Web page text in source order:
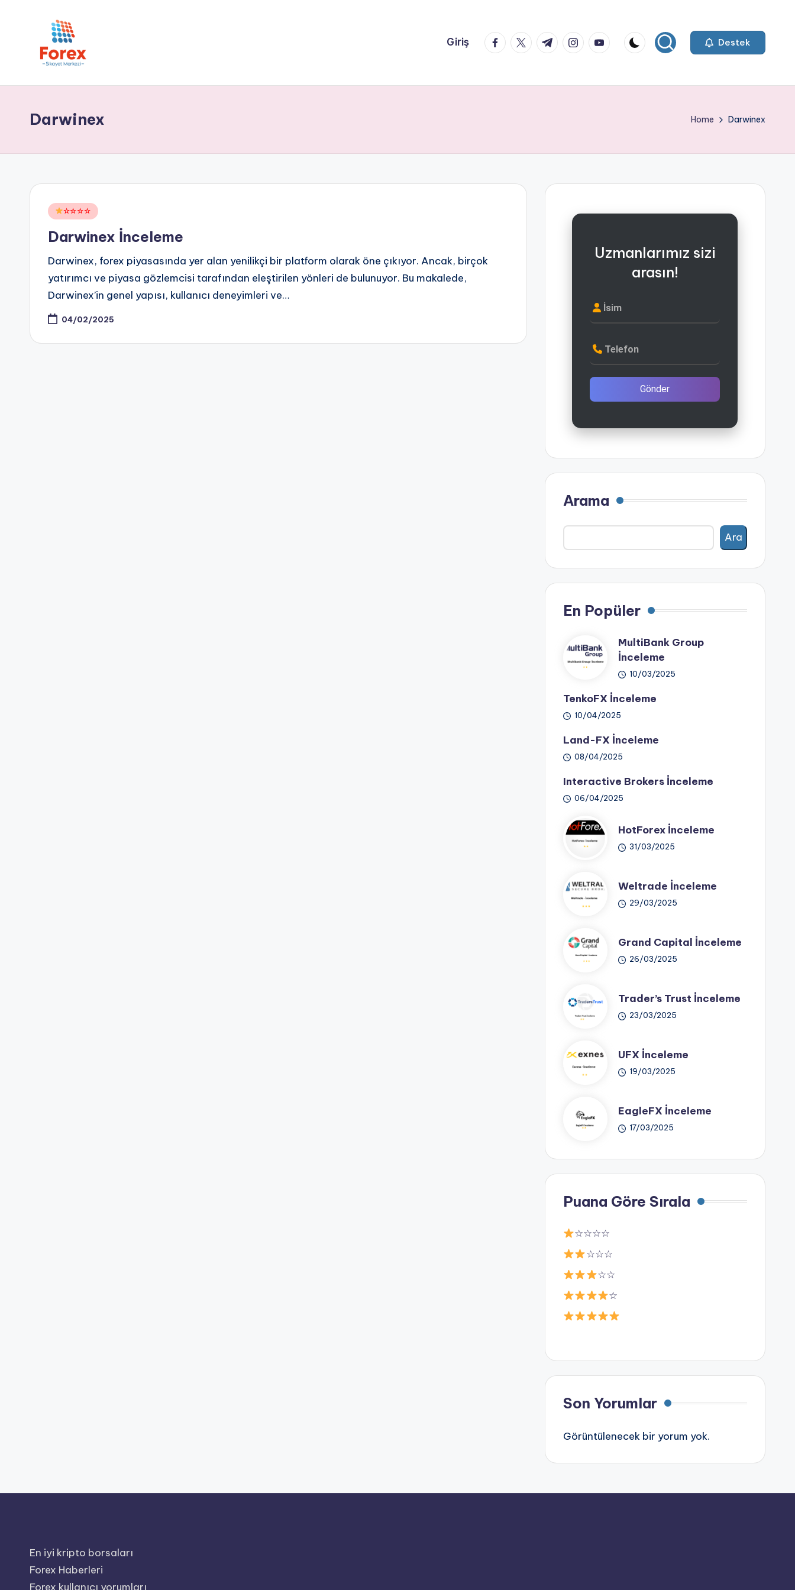
Giriş facebook.com
twitter.com
t.me instagram.com
youtube.com Destek
Darwinex Home Darwinex
Posted
☆☆☆☆
Darwinex İnceleme
Darwinex, forex piyasasında yer alan yenilikçi bir platform olarak öne çıkıyor. Ancak, birçok
yatırımcı ve piyasa gözlemcisi tarafından eleştirilen yönleri de bulunuyor. Bu makalede,
Darwinex’in genel yapısı, kullanıcı deneyimleri ve…
04/02/2025
Uzmanlarımız sizi
arasın!
İsim
Telefon
Gönder
Arama
Ara
En Popüler
MultiBank Group
İnceleme
10/03/2025
TenkoFX İnceleme
10/04/2025
Land-FX İnceleme
08/04/2025
Interactive Brokers İnceleme
06/04/2025
HotForex İnceleme
31/03/2025
Weltrade İnceleme
29/03/2025
Grand Capital İnceleme
26/03/2025
Trader’s Trust İnceleme
23/03/2025
UFX İnceleme
19/03/2025
EagleFX İnceleme
17/03/2025
Puana Göre Sırala
☆☆☆☆
☆☆☆
☆☆
☆
Son Yorumlar
Görüntülenecek bir yorum yok.
En iyi kripto borsaları
Forex Haberleri
Forex kullanıcı yorumları